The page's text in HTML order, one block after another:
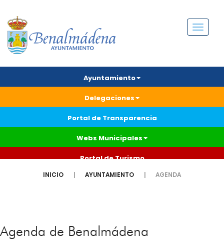
Menú
Ayuntamiento
Delegaciones
Portal de Transparencia
Webs Municipales
Portal de Turismo
INICIO AYUNTAMIENTO AGENDA
Agenda de Benalmádena